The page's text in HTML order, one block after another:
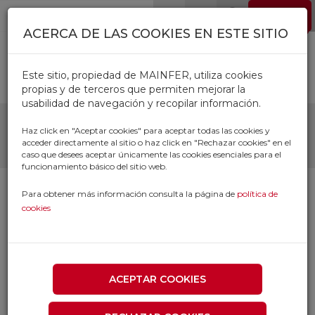
Pasar al contenido principal
DISCO VULCAN C/P
ACERCA DE LAS COOKIES EN ESTE SITIO
Este sitio, propiedad de MAINFER, utiliza cookies
propias y de terceros que permiten mejorar la
usabilidad de navegación y recopilar información.
Haz click en "Aceptar cookies" para aceptar todas las cookies y
acceder directamente al sitio o haz click en "Rechazar cookies" en el
caso que desees aceptar únicamente las cookies esenciales para el
funcionamiento básico del sitio web.
Para obtener más información consulta la página de política de
cookies
ACEPTAR COOKIES